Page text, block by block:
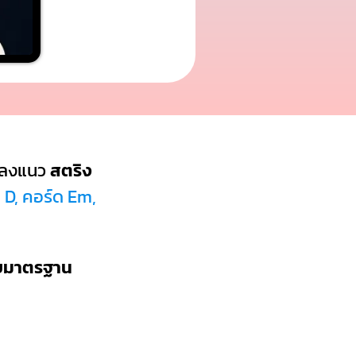
งแนวสตริง
คอร์ด Em,
าตรฐาน